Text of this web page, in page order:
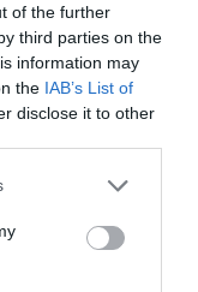
of the further
third parties on the
information may
the IAB’s List of
disclose it to other
or more Google
You may click to
party tags to
in below Google
Στενών